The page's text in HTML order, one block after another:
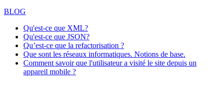
BLOG
Qu'est-ce que XML?
Qu'est-ce que JSON?
Qu’est-ce que la refactorisation ?
Que sont les réseaux informatiques. Notions de base.
Comment savoir que l'utilisateur a visité le site depuis un
appareil mobile ?